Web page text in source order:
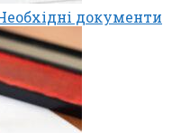
документи